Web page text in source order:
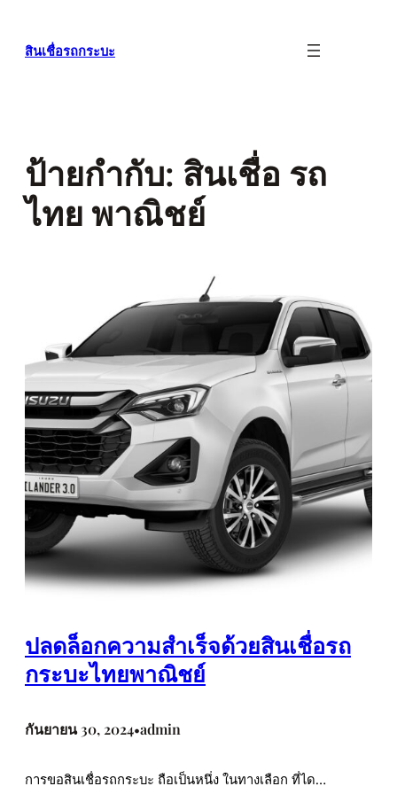
สินเชื่อรถกระบะ
ป้ายกำกับ: สินเชื่อ รถ
ไทย พาณิชย์
ปลดล็อกความสำเร็จด้วยสินเชื่อรถ
กระบะไทยพาณิชย์
กันยายน 30, 2024•admin
การขอสินเชื่อรถกระบะ ถือเป็นหนึ่ง ในทางเลือก ที่ได…